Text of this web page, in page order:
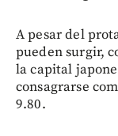
A pesar del
pueden surgir,
la capital
consagrarse
9.80.